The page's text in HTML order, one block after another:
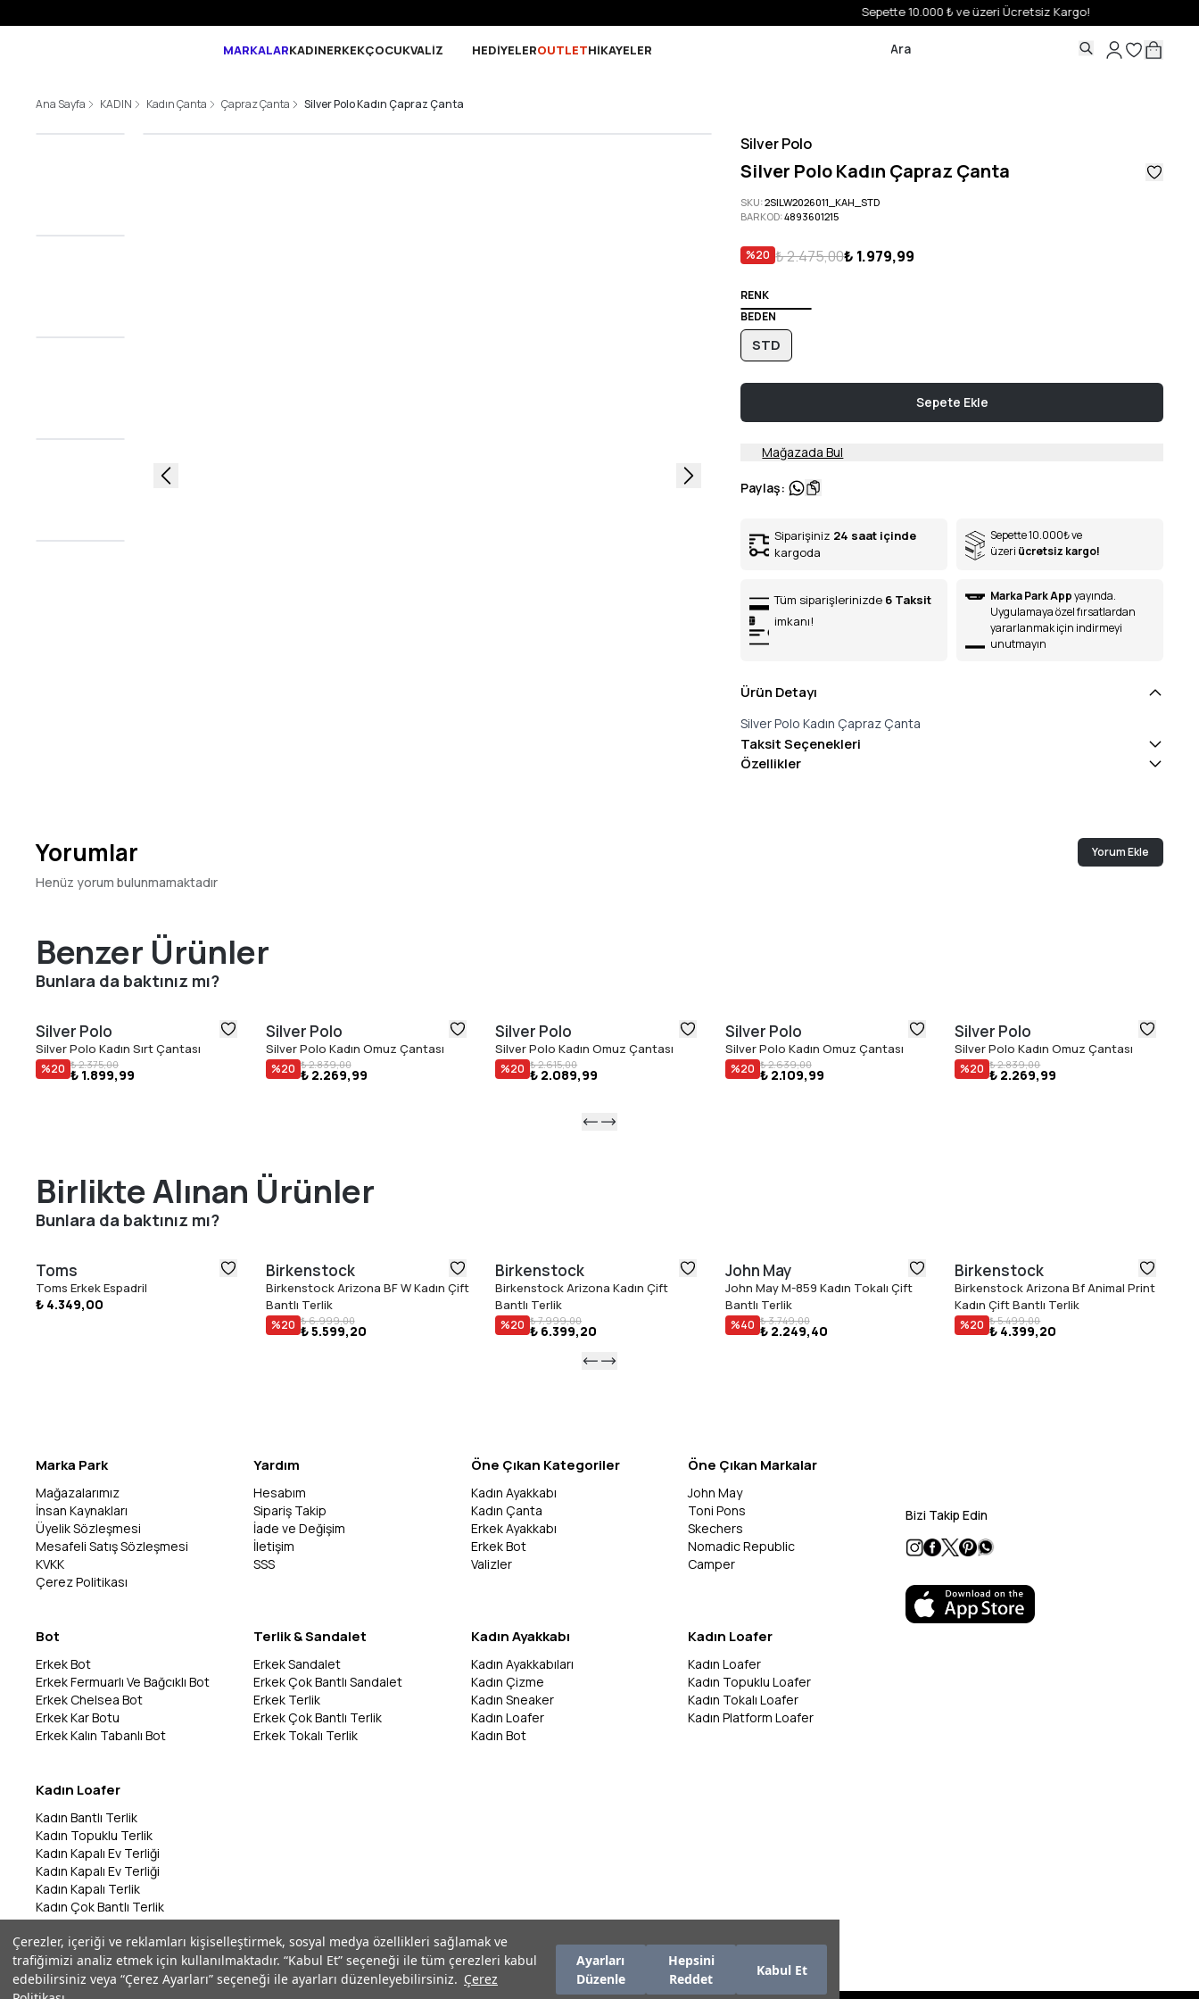
Çerezler, içeriği ve reklamları kişiselleştirmek, sosyal medya özellikleri sağlamak ve
trafiğimizi analiz etmek için kullanılmaktadır. “Kabul Et” seçeneği ile tüm çerezleri kabul
edebilirsiniz veya “Çerez Ayarları” seçeneği ile ayarları düzenleyebilirsiniz. Çerez
Ayarları
Düzenle
Hepsini
Reddet
Kabul Et
MARKALARKADINERKEKÇOCUKVALİZ HEDİYELEROUTLETHİKAYELER
Ana Sayfa KADIN Kadın Çanta Çapraz Çanta Silver Polo Kadın Çapraz Çanta
Silver Polo
Silver Polo Kadın Çapraz Çanta
SKU:2SILW2026011_KAH_STD
BARKOD:4893601215
%20 ₺ 2.475,00₺ 1.979,99
RENK
BEDEN
STD
Sepete Ekle
Mağazada Bul
Paylaş:
Siparişiniz 24 saat içinde
kargoda
Sepette 10.000₺ve
üzeri ücretsiz kargo!
Tüm siparişlerinizde 6 Taksit
imkanı!
Marka Park Appyayında.
Uygulamaya özel fırsatlardan
yararlanmak için indirmeyi
unutmayın
Ürün Detayı
Silver Polo Kadın Çapraz Çanta
Taksit Seçenekleri
Özellikler
Yorumlar Yorum Ekle
Henüz yorum bulunmamaktadır
Benzer Ürünler
Bunlara da baktınız mı?
Silver Polo
Silver Polo Kadın Sırt Çantası
%20 ₺ 2.375,00
₺ 1.899,99
Silver Polo
Silver Polo Kadın Omuz Çantası
%20 ₺ 2.839,00
₺ 2.269,99
Silver Polo
Silver Polo Kadın Omuz Çantası
%20 ₺ 2.615,00
₺ 2.089,99
Silver Polo
Silver Polo Kadın Omuz Çantası
%20 ₺ 2.639,00
₺ 2.109,99
Silver Polo
Silver Polo Kadın Omuz Çantası
%20 ₺ 2.839,00
₺ 2.269,99
Birlikte Alınan Ürünler
Bunlara da baktınız mı?
Toms
Toms Erkek Espadril
₺ 4.349,00
Birkenstock
Birkenstock Arizona BF W Kadın Çift
Bantlı Terlik
%20 ₺ 6.999,00
₺ 5.599,20
Birkenstock
Birkenstock Arizona Kadın Çift
Bantlı Terlik
%20 ₺ 7.999,00
₺ 6.399,20
John May
John May M-859 Kadın Tokalı Çift
Bantlı Terlik
%40 ₺ 3.749,00
₺ 2.249,40
Birkenstock
Birkenstock Arizona Bf Animal Print
Kadın Çift Bantlı Terlik
%20 ₺ 5.499,00
₺ 4.399,20
Marka Park
Mağazalarımız
İnsan Kaynakları
Üyelik Sözleşmesi
Mesafeli Satış Sözleşmesi
KVKK
Çerez Politikası
Yardım
Hesabım
Sipariş Takip
İade ve Değişim
İletişim
SSS
Öne Çıkan Kategoriler
Kadın Ayakkabı
Kadın Çanta
Erkek Ayakkabı
Erkek Bot
Valizler
Öne Çıkan Markalar
John May
Toni Pons
Skechers
Nomadic Republic
Camper
Bot
Erkek Bot
Erkek Fermuarlı Ve Bağcıklı Bot
Erkek Chelsea Bot
Erkek Kar Botu
Erkek Kalın Tabanlı Bot
Terlik & Sandalet
Erkek Sandalet
Erkek Çok Bantlı Sandalet
Erkek Terlik
Erkek Çok Bantlı Terlik
Erkek Tokalı Terlik
Kadın Ayakkabı
Kadın Ayakkabıları
Kadın Çizme
Kadın Sneaker
Kadın Loafer
Kadın Bot
Kadın Loafer
Kadın Loafer
Kadın Topuklu Loafer
Kadın Tokalı Loafer
Kadın Platform Loafer
Kadın Loafer
Kadın Bantlı Terlik
Kadın Topuklu Terlik
Kadın Kapalı Ev Terliği
Kadın Kapalı Ev Terliği
Kadın Kapalı Terlik
Kadın Çok Bantlı Terlik
Kadın Bantlı Terlik
Kadın Çok Bantlı Terlik
Kadın Parmak Arası Terlik
Bizi Takip Edin